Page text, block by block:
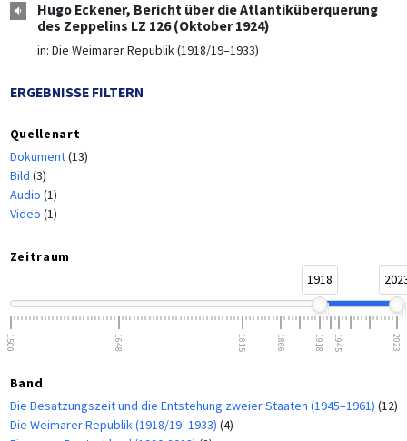
Hugo Eckener, Bericht über die Atlantiküberquerung
des Zeppelins LZ 126 (Oktober 1924)
in: Die Weimarer Republik (1918/19–1933)
ERGEBNISSE FILTERN
Quellenart
Dokument(13)
Bild (3)
Audio (1)
Video (1)
Zeitraum
1918
1500 1648 1815 1866 1918 1945 2023
Band
Die Besatzungszeit und die Entstehung zweier Staaten (1945–1961) (12)
Die Weimarer Republik (1918/19–1933) (4)